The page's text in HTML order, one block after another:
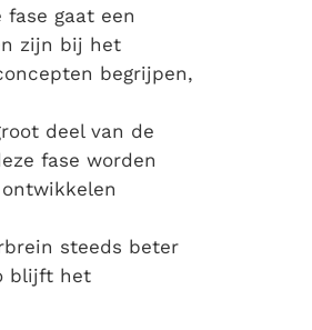
gaat een
zijn bij het
begrijpen,
deel van de
fase worden
steeds beter
blijft het